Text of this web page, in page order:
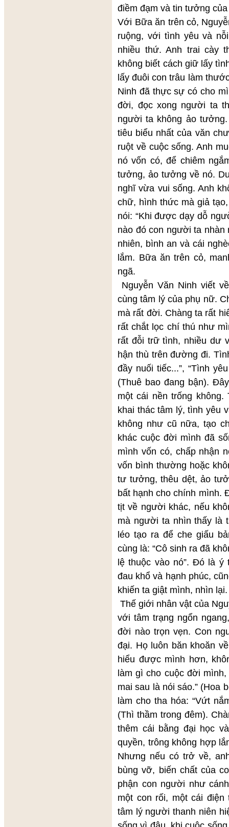
điềm đạm và tin tưởng
Với Bữa ăn trên cỏ,
ruộng, với tình yêu và
nhiều thứ. Anh trai cày
không biết cách giữ lấy
lấy đuôi con trâu làm
Ninh đã thực sự có cho
đời, đọc xong người ta
người ta không ảo
tiêu biểu nhất của văn
ruột về cuộc sống. Anh
nó vốn có, để chiêm
tưởng, ảo tưởng về nó.
nghĩ vừa vui sống. Anh
chữ, hình thức mà giả
nói: “Khi được dạy dỗ
nào đó con người ta nhàn
nhiên, bình an và cái
lắm. Bữa ăn trên cỏ,
ngã.
Nguyễn Văn Ninh viết
cùng tâm lý của phụ nữ.
mà rất đời. Chàng ta rất
rất chắt lọc chí thú như
rất đỗi trữ tình, nhiều dư
hận thù trên đường đi.
đầy nuối tiếc...”, “Tình
(Thuê bao đang bận).
một cái nền trống
khai thác tâm lý, tình yêu
không như cũ nữa, tạo
khác cuộc đời mình đã
mình vốn có, chấp nhận
vốn bình thường hoặc
tư tưởng, thêu dệt, ảo
bất hạnh cho chính mình.
tịt về người khác, nếu
mà người ta nhìn thấy là
léo tạo ra để che giấu
cùng là: “Cô sinh ra đã
lệ thuộc vào nó”. Đó là
đau khổ và hạnh phúc,
khiến ta giật mình, nhìn lại.
Thế giới nhân vật của
với tâm trạng ngổn
đời nào trọn vẹn. Con
đại. Họ luôn băn khoăn
hiểu được mình hơn,
làm gì cho cuộc đời
mai sau là nói sáo.” (Hoa
làm cho tha hóa: “Vứt
(Thì thầm trong đêm).
thêm cái bằng đại học
quyền, trông không hợp
Nhưng nếu có trở về,
bùng vỡ, biến chất của
phận con người như
một con rối, một cái điện
tâm lý người thanh niên